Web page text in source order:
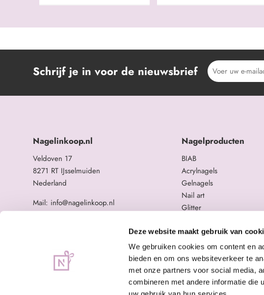
Deze website maakt gebruik van
We gebruiken cookies om content en
bieden en om ons websiteverkeer te
met onze partners voor social media,
combineren met andere informatie die
Schrijf je in voor de nieuwsbrief
Nagelinkoop.nl
Veldoven 17
8271 RT IJsselmuiden
Nederland
Mail: info@nagelinkoop.nl
BTW nummer: NL863104678B01
Nagelproducten
BIAB
Acrylnagels
Gelnagels
Nail art
Glitter
Overige nagelproducten